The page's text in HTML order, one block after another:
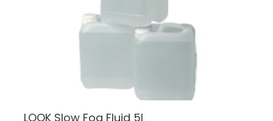
LOOK Slow Fog Fluid 5l